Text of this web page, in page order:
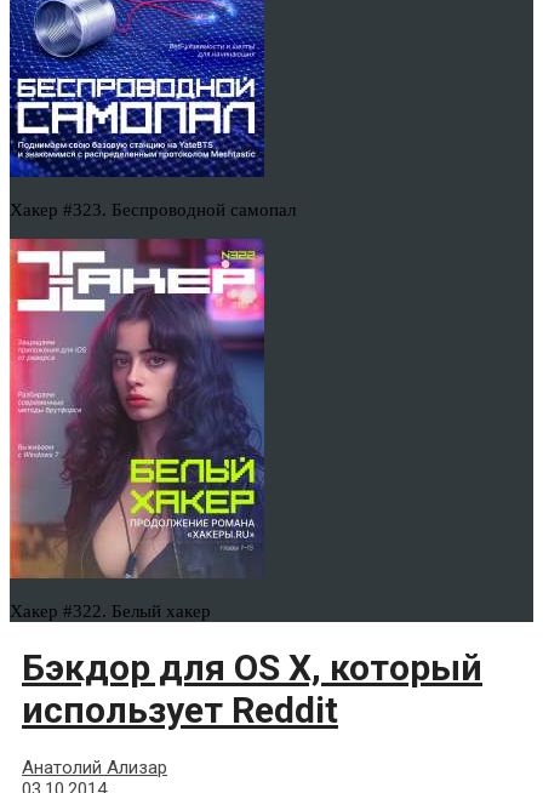
Хакер #323. Беспроводной самопал
Хакер #322. Белый хакер
Бэкдор для OS X, который
использует Reddit
Анатолий Ализар